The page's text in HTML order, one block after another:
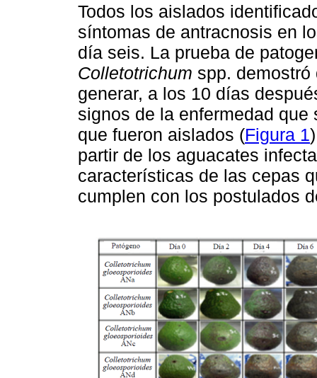
Todos los aislados
síntomas de antracnosis en
día seis. La prueba de
Colletotrichum spp.
generar, a los 10 días
signos de la enfermedad
que fueron aislados (Figura 1
partir de los aguacates
características de las cepas
cumplen con los postulados